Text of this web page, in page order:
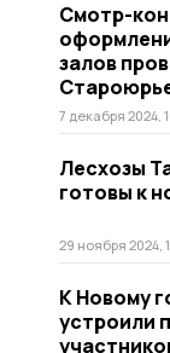
Смотр-
залов
7 декабря 2024,
Лесхозы
готовы к
29 ноября 2024,
К Новому
устроили